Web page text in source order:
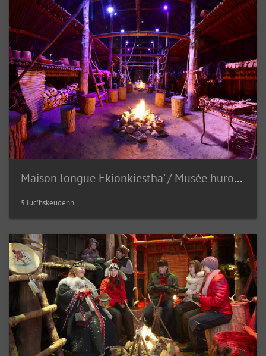
Maison longue Ekionkiestha' / Musée huron--wendat
5 luc'hskeudenn